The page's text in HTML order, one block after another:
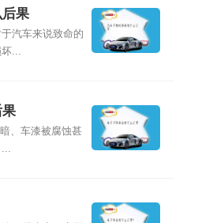
果
汽车来说致命的
...
、车漆被腐蚀甚